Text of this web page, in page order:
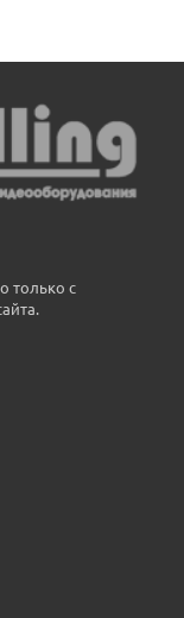
только с